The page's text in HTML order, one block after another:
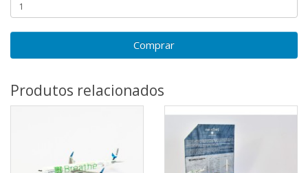
Comprar
Produtos relacionados